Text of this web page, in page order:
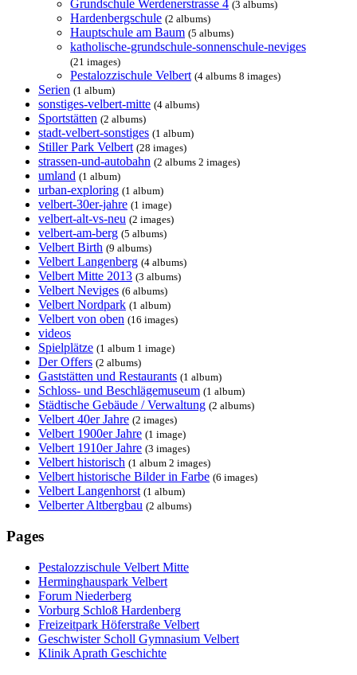
Grundschule Werdenerstrasse 4 (3 albums)
Hardenbergschule (2 albums)
Hauptschule am Baum (5 albums)
katholische-grundschule-sonnenschule-neviges
(21 images)
Pestalozzischule Velbert (4 albums 8 images)
Serien (1 album)
sonstiges-velbert-mitte (4 albums)
Sportstätten (2 albums)
stadt-velbert-sonstiges (1 album)
Stiller Park Velbert (28 images)
strassen-und-autobahn (2 albums 2 images)
umland (1 album)
urban-exploring (1 album)
velbert-30er-jahre (1 image)
velbert-alt-vs-neu (2 images)
velbert-am-berg (5 albums)
Velbert Birth (9 albums)
Velbert Langenberg (4 albums)
Velbert Mitte 2013 (3 albums)
Velbert Neviges (6 albums)
Velbert Nordpark (1 album)
Velbert von oben (16 images)
videos
Spielplätze (1 album 1 image)
Der Offers (2 albums)
Gaststätten und Restaurants (1 album)
Schloss- und Beschlägemuseum (1 album)
Städtische Gebäude / Verwaltung (2 albums)
Velbert 40er Jahre (2 images)
Velbert 1900er Jahre (1 image)
Velbert 1910er Jahre (3 images)
Velbert historisch (1 album 2 images)
Velbert historische Bilder in Farbe (6 images)
Velbert Langenhorst (1 album)
Velberter Altbergbau (2 albums)
Pages
Pestalozzischule Velbert Mitte
Herminghauspark Velbert
Forum Niederberg
Vorburg Schloß Hardenberg
Freizeitpark Höferstraße Velbert
Geschwister Scholl Gymnasium Velbert
Klinik Aprath Geschichte